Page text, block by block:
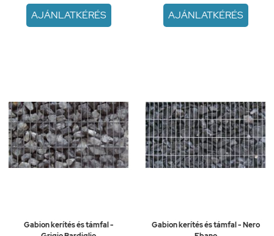
AJÁNLATKÉRÉS AJÁNLATKÉRÉS
Gabion kerítés és támfal -
Gabion kerítés és támfal - Nero